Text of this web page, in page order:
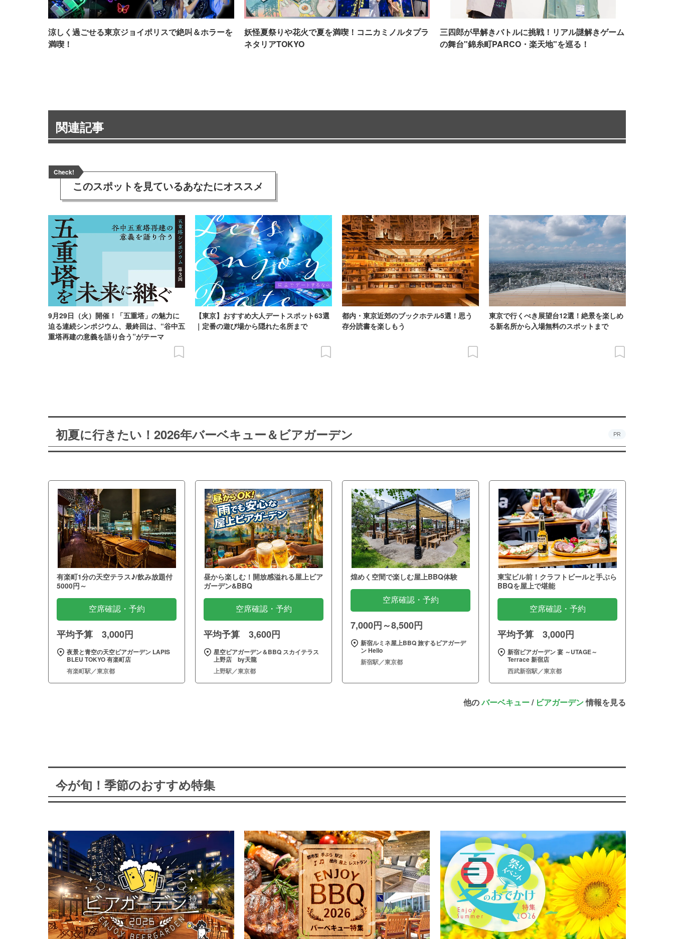
涼しく過ごせる東京ジョイポリスで絶叫＆ホラーを
満喫！
妖怪夏祭りや花火で夏を満喫！コニカミノルタプラ
ネタリアTOKYO
三四郎が早解きバトルに挑戦！リアル謎解きゲーム
の舞台"錦糸町PARCO・楽天地"を巡る！
関連記事
Check!
このスポットを見ているあなたにオススメ
9月29日（火）開催！「五重塔」の魅力に
迫る連続シンポジウム、最終回は、“谷中五
重塔再建の意義を語り合う”がテーマ
【東京】おすすめ大人デートスポット63選
｜定番の遊び場から隠れた名所まで
都内・東京近郊のブックホテル5選！思う
存分読書を楽しもう
東京で行くべき展望台12選！絶景を楽しめ
る新名所から入場無料のスポットまで
初夏に行きたい！2026年バーベキュー＆ビアガーデン PR
有楽町1分の天空テラス♪/飲み放題付
5000円～
空席確認・予約
平均予算 3,000円
夜景と青空の天空ビアガーデン LAPIS
BLEU TOKYO 有楽町店
有楽町駅／東京都
昼から楽しむ！開放感溢れる屋上ビア
ガーデン&BBQ
空席確認・予約
平均予算 3,600円
星空ビアガーデン＆BBQ スカイテラス
上野店 by天龍
上野駅／東京都
煌めく空間で楽しむ屋上BBQ体験
空席確認・予約
7,000円～8,500円
新宿ルミネ屋上BBQ 旅するビアガーデ
ン Hello
新宿駅／東京都
東宝ビル前！クラフトビールと手ぶら
BBQを屋上で堪能
空席確認・予約
平均予算 3,000円
新宿ビアガーデン 宴 ～UTAGE～
Terrace 新宿店
西武新宿駅／東京都
他のバーベキュー/ ビアガーデン情報を見る
今が旬！季節のおすすめ特集